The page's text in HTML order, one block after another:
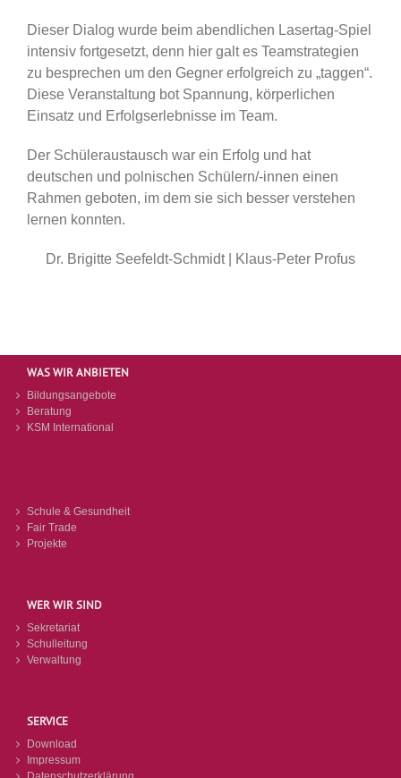
Dieser Dialog wurde beim abendlichen Lasertag-Spiel
intensiv fortgesetzt, denn hier galt es Teamstrategien
zu besprechen um den Gegner erfolgreich zu „taggen“.
Diese Veranstaltung bot Spannung, körperlichen
Einsatz und Erfolgserlebnisse im Team.
Der Schüleraustausch war ein Erfolg und hat
deutschen und polnischen Schülern/-innen einen
Rahmen geboten, im dem sie sich besser verstehen
lernen konnten.
Dr. Brigitte Seefeldt-Schmidt | Klaus-Peter Profus
WAS WIR ANBIETEN
Bildungsangebote
Beratung
KSM International
Schule & Gesundheit
Fair Trade
Projekte
WER WIR SIND
Sekretariat
Schulleitung
Verwaltung
SERVICE
Download
Impressum